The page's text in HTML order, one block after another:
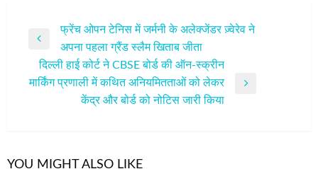
नेविगेशन
Previous
Post
फ्रेंच ओपन टेनिस में जर्मनी के अलेक्जेंडर ज़्वेरेव ने
अपना पहला ग्रैंड स्लैम खिताब जीता
दिल्ली हाई कोर्ट ने CBSE बोर्ड की ऑन-स्क्रीन
मार्किंग प्रणाली में कथित अनियमितताओं को लेकर
केंद्र और बोर्ड को नोटिस जारी किया
YOU MIGHT ALSO LIKE